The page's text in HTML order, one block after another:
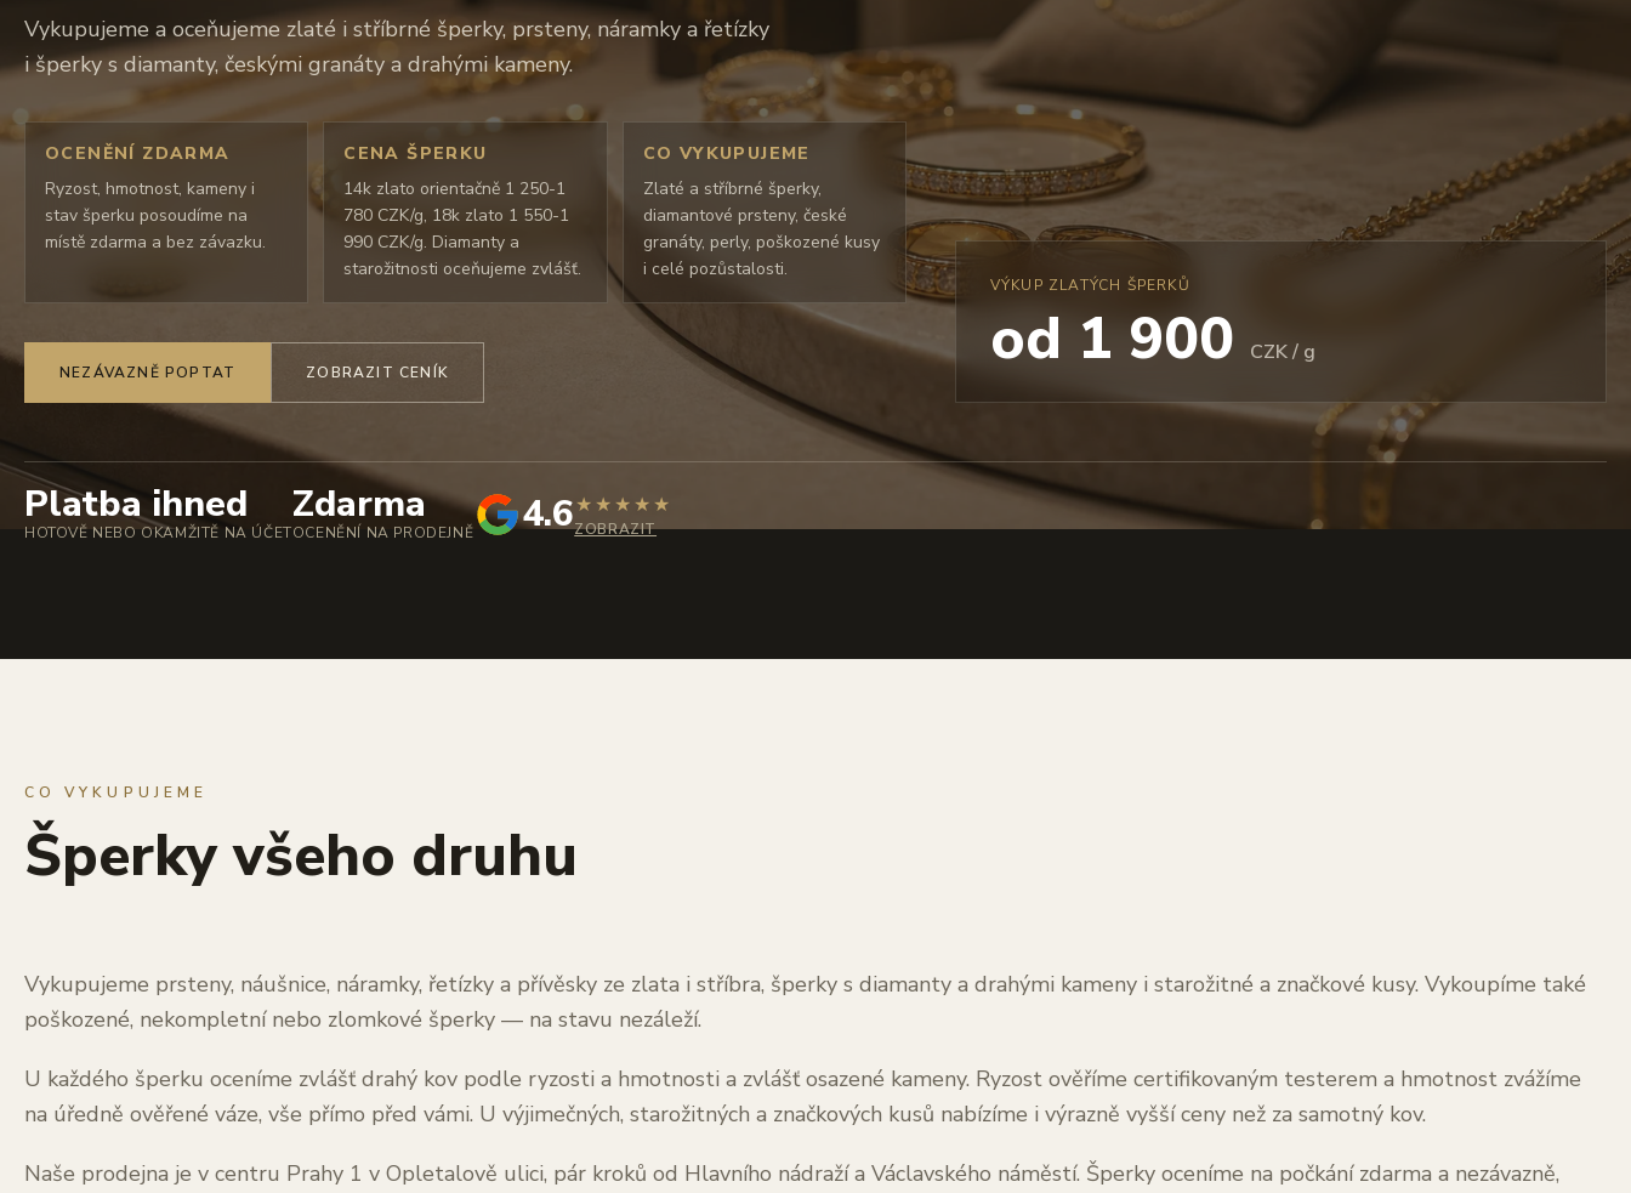
Vykupujeme a oceňujeme zlaté i stříbrné šperky, prsteny, náramky a řetízky
i šperky s diamanty, českými granáty a drahými kameny.
OCENĚNÍ ZDARMA
Ryzost, hmotnost, kameny i
stav šperku posoudíme na
místě zdarma a bez závazku.
CENA ŠPERKU
14k zlato orientačně 1 250-1
780 CZK/g, 18k zlato 1 550-1
990 CZK/g. Diamanty a
starožitnosti oceňujeme zvlášť.
CO VYKUPUJEME
Zlaté a stříbrné šperky,
diamantové prsteny, české
granáty, perly, poškozené kusy
i celé pozůstalosti.
NEZÁVAZNĚ POPTAT ZOBRAZIT CENÍK
VÝKUP ZLATÝCH ŠPERKŮ
od 1 900 CZK / g
Platba ihned
HOTOVĚ NEBO OKAMŽITĚ NA ÚČET
Zdarma
OCENĚNÍ NA PRODEJNĚ 4.6★ ★ ★★★
ZOBRAZIT
CO VYKUPUJEME
Šperky všeho druhu
Vykupujeme prsteny, náušnice, náramky, řetízky a přívěsky ze zlata i stříbra, šperky s diamanty a drahými kameny i starožitné a značkové kusy. Vykoupíme také
poškozené, nekompletní nebo zlomkové šperky — na stavu nezáleží.
U každého šperku oceníme zvlášť drahý kov podle ryzosti a hmotnosti a zvlášť osazené kameny. Ryzost ověříme certifikovaným testerem a hmotnost zvážíme
na úředně ověřené váze, vše přímo před vámi. U výjimečných, starožitných a značkových kusů nabízíme i výrazně vyšší ceny než za samotný kov.
Naše prodejna je v centru Prahy 1 v Opletalově ulici, pár kroků od Hlavního nádraží a Václavského náměstí. Šperky oceníme na počkání zdarma a nezávazně,